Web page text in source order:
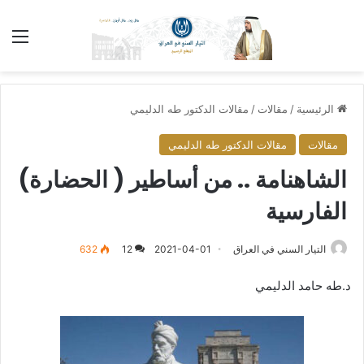
الرئيسية / مقالات / مقالات الدكتور طه الدليمي
مقالات مقالات الدكتور طه الدليمي
الشاهنامة .. من أساطير ( الحضارة)
الفارسية
التيار السني في العراق 2021-04-01
12
632
د.طه حامد الدليمي